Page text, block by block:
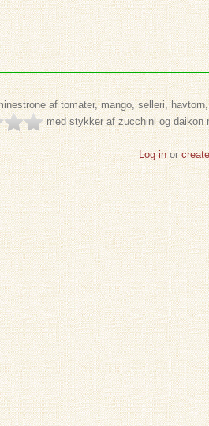
af tomater, mango, selleri,
med stykker af zucchini og daikon
Log inor